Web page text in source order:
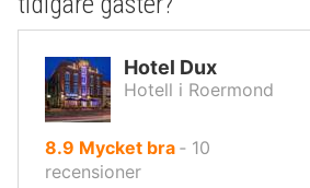
Hotel Dux
Hotell i Roermond
8.9 av
10,
Mycket bra ‐ 10
recensioner